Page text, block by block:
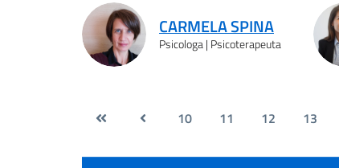
CARMELA SPINA
Psicologa | Psicoterapeuta
10 11 12 13